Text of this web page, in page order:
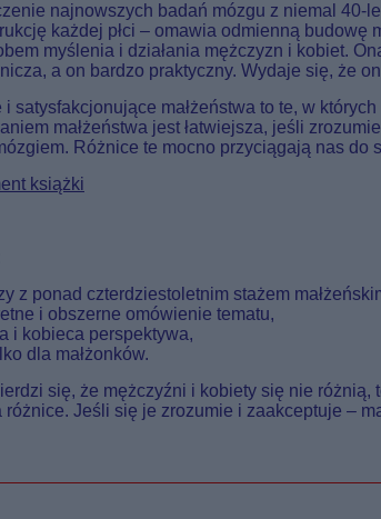
najnowszych badań mózgu z niemal 40-
każdej płci – omawia odmienną budowę
myślenia i działania mężczyzn i kobiet.
a on bardzo praktyczny. Wydaje się, że
i satysfakcjonujące małżeństwa to te, w
małżeństwa jest łatwiejsza, jeśli
Różnice te mocno przyciągają nas
książki
z ponad czterdziestoletnim stażem
i obszerne omówienie tematu,
i kobieca perspektywa,
dla małżonków.
się, że mężczyźni i kobiety się nie
różnice. Jeśli się je zrozumie i zaakceptuje –